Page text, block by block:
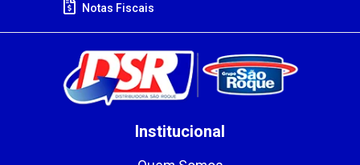
Notas Fiscais
Institucional